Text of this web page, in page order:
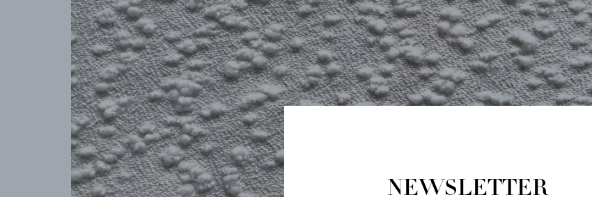
CREATOR
COLLECTIONS
ARCHIVES
CONTACT
NEWSLETTER